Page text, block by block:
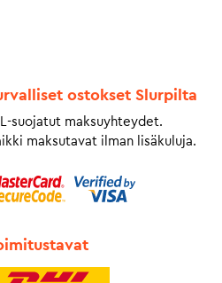
ostokset Slurpilta
suojatut maksuyhteydet.
maksutavat ilman lisäkuluja.